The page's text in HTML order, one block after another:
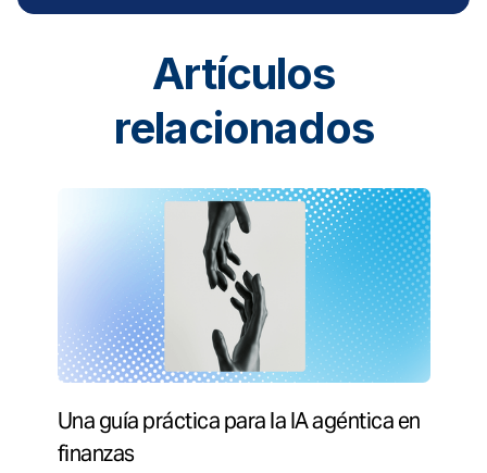
Artículos
relacionados
Una guía práctica para la IA agéntica en
finanzas